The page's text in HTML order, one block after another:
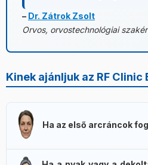
– Dr. Zátrok Zsolt
Orvos, orvostechnológiai
Kinek ajánljuk az RF Clinic
Ha az első arcráncok
Homlok, szemkörnyék